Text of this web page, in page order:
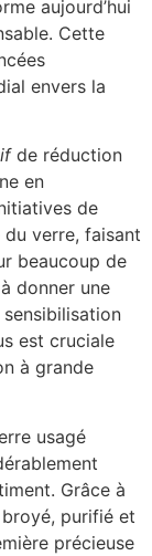
aujourd’hui
Cette
envers la
de réduction
en
de
verre, faisant
beaucoup de
donner une
sensibilisation
est cruciale
à grande
usagé
Grâce à
purifié et
précieuse